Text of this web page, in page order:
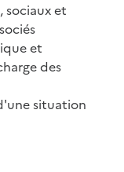
sociaux et
et
des
situation